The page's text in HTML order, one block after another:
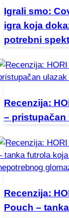
Igrali smo:
igra koja
potrebni
Recenzija:
–
Recenzija:
Pouch –